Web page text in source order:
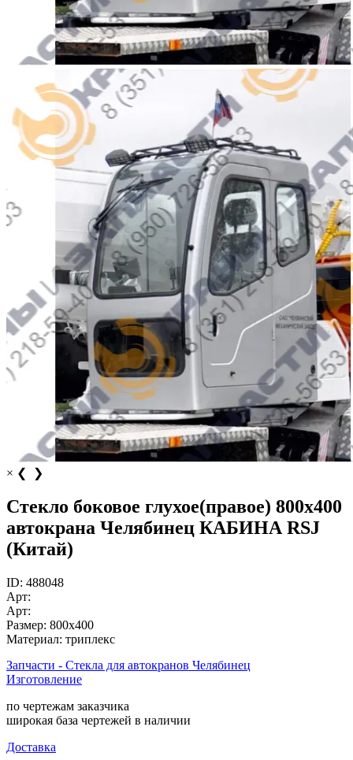
× ❮ ❯
Стекло боковое глухое(правое) 800х400
автокрана Челябинец КАБИНА RSJ
(Китай)
ID: 488048
Арт:
Арт:
Размер: 800х400
Материал: триплекс
Запчасти - Стекла для автокранов Челябинец
Изготовление
по чертежам заказчика
широкая база чертежей в наличии
Доставка